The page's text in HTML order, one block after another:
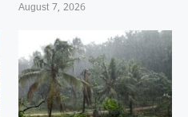
August 7, 2026